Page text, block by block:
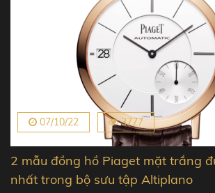
07/10/22 3777
2 mẫu đồng hồ Piaget mặt trắng
nhất trong bộ sưu tập Altiplano